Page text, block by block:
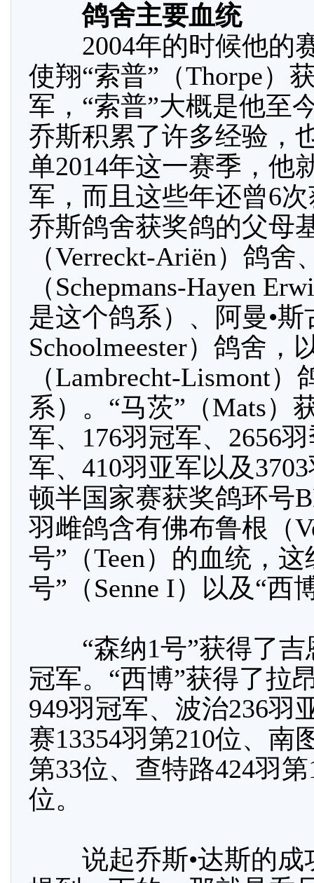
鸽舍主要血统
2004年的时候他的
使翔“索普”（Thorpe）
军，“索普”大概是他至
乔斯积累了许多经验，
单2014年这一赛季，他
军，而且这些年还曾6
乔斯鸽舍获奖鸽的父母
（Verreckt-Ariën）鸽
（Schepmans-Hayen
是这个鸽系）、阿曼•斯
Schoolmeester）鸽舍
（Lambrecht-Lismont
系）。“马茨”（Mats）
军、176羽冠军、2656
军、410羽亚军以及
顿半国家赛获奖鸽环号
羽雌鸽含有佛布鲁根（
号”（Teen）的血统，
号”（Senne I）以及“西
“森纳1号”获得了吉
冠军。“西博”获得了拉
949羽冠军、波治236羽
赛13354羽第210位、南
第33位、查特路424羽
位。
说起乔斯•达斯的成